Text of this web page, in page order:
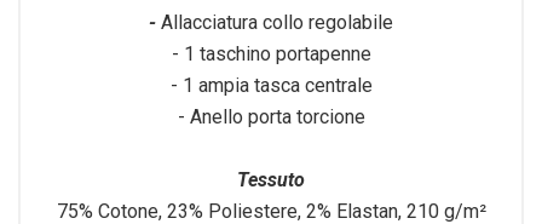
- Allacciatura collo regolabile
- 1 taschino portapenne
- 1 ampia tasca centrale
- Anello porta torcione
Tessuto
75% Cotone, 23% Poliestere, 2% Elastan, 210 g/m²